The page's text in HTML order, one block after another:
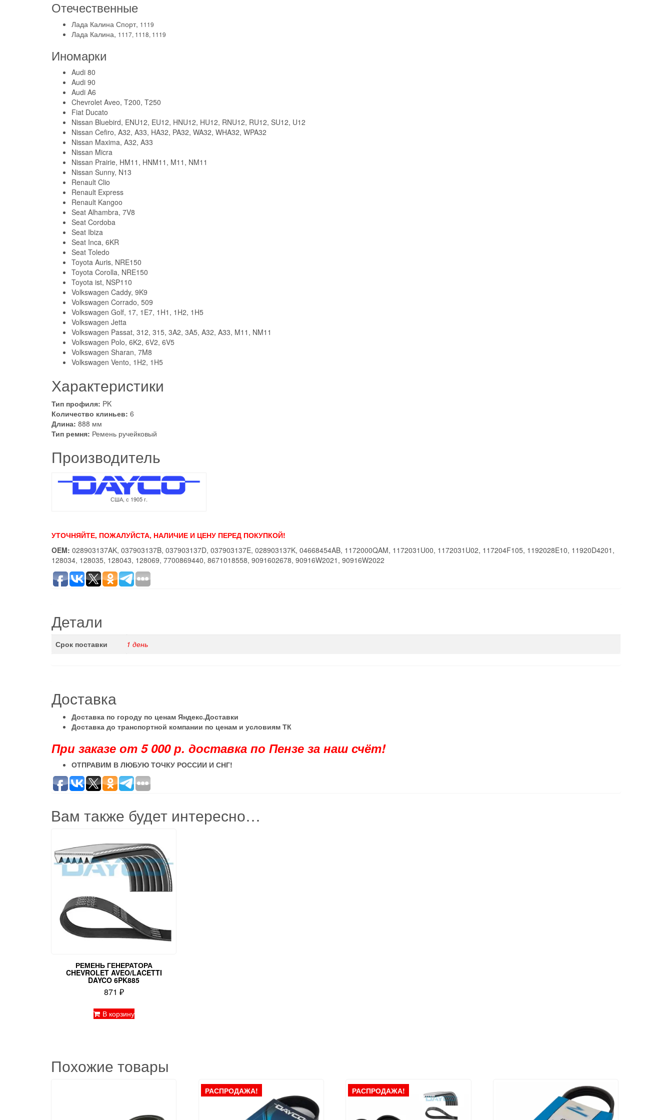
Отечественные
Лада Калина Спорт, 1119
Лада Калина, 1117, 1118, 1119
Иномарки
Audi 80
Audi 90
Audi A6
Chevrolet Aveo, T200, T250
Fiat Ducato
Nissan Bluebird, ENU12, EU12, HNU12, HU12, RNU12, RU12, SU12, U12
Nissan Cefiro, A32, A33, HA32, PA32, WA32, WHA32, WPA32
Nissan Maxima, A32, A33
Nissan Micra
Nissan Prairie, HM11, HNM11, M11, NM11
Nissan Sunny, N13
Renault Clio
Renault Express
Renault Kangoo
Seat Alhambra, 7V8
Seat Cordoba
Seat Ibiza
Seat Inca, 6KR
Seat Toledo
Toyota Auris, NRE150
Toyota Corolla, NRE150
Toyota ist, NSP110
Volkswagen Caddy, 9K9
Volkswagen Corrado, 509
Volkswagen Golf, 17, 1E7, 1H1, 1H2, 1H5
Volkswagen Jetta
Volkswagen Passat, 312, 315, 3A2, 3A5, A32, A33, M11, NM11
Volkswagen Polo, 6K2, 6V2, 6V5
Volkswagen Sharan, 7M8
Volkswagen Vento, 1H2, 1H5
Характеристики
Тип профиля: PK
Количество клиньев: 6
Длина: 888 мм
Тип ремня: Ремень ручейковый
Производитель
США, с 1905 г.
УТОЧНЯЙТЕ, ПОЖАЛУЙСТА, НАЛИЧИЕ И ЦЕНУ ПЕРЕД ПОКУПКОЙ!
OEM: 028903137AK, 037903137B, 037903137D, 037903137E, 028903137K, 04668454AB, 1172000QAM, 1172031U00, 1172031U02, 117204F105, 1192028E10, 11920D4201,
128034, 128035, 128043, 128069, 7700869440, 8671018558, 9091602678, 90916W2021, 90916W2022
Детали
Срок поставки 1 день
Доставка
Доставка по городу по ценам Яндекс.Доставки
Доставка до транспортной компании по ценам и условиям ТК
При заказе от 5 000 р. доставка по Пензе за наш счёт!
ОТПРАВИМ В ЛЮБУЮ ТОЧКУ РОССИИ И СНГ!
Вам также будет интересно…
РЕМЕНЬ ГЕНЕРАТОРА
CHEVROLET AVEO/LACETTI
DAYCO 6PK885
871 ₽
В корзину
Похожие товары
РАСПРОДАЖА! РАСПРОДАЖА!